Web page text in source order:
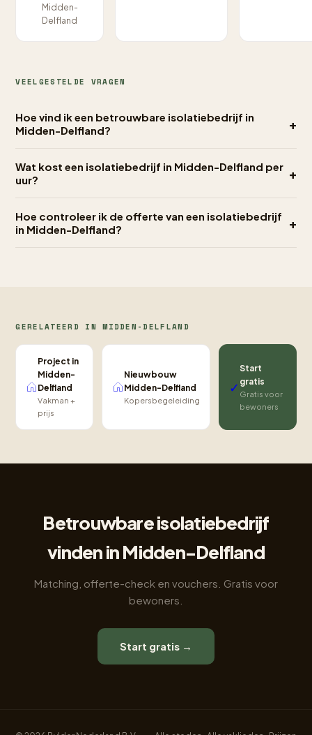
Midden-
Delfland
VEELGESTELDE VRAGEN
Hoe vind ik een betrouwbare isolatiebedrijf in
Midden-Delfland?
+
Wat kost een isolatiebedrijf in Midden-Delfland per
uur?
+
Hoe controleer ik de offerte van een isolatiebedrijf
in Midden-Delfland?
+
GERELATEERD IN MIDDEN-DELFLAND
Project in
Midden-
Delfland
Vakman +
prijs
Nieuwbouw
Midden-Delfland
Kopersbegeleiding
✓
Start
gratis
Gratis voor
bewoners
Betrouwbare isolatiebedrijf
vinden in Midden-Delfland
Matching, offerte-check en vouchers. Gratis voor
bewoners.
Start gratis →